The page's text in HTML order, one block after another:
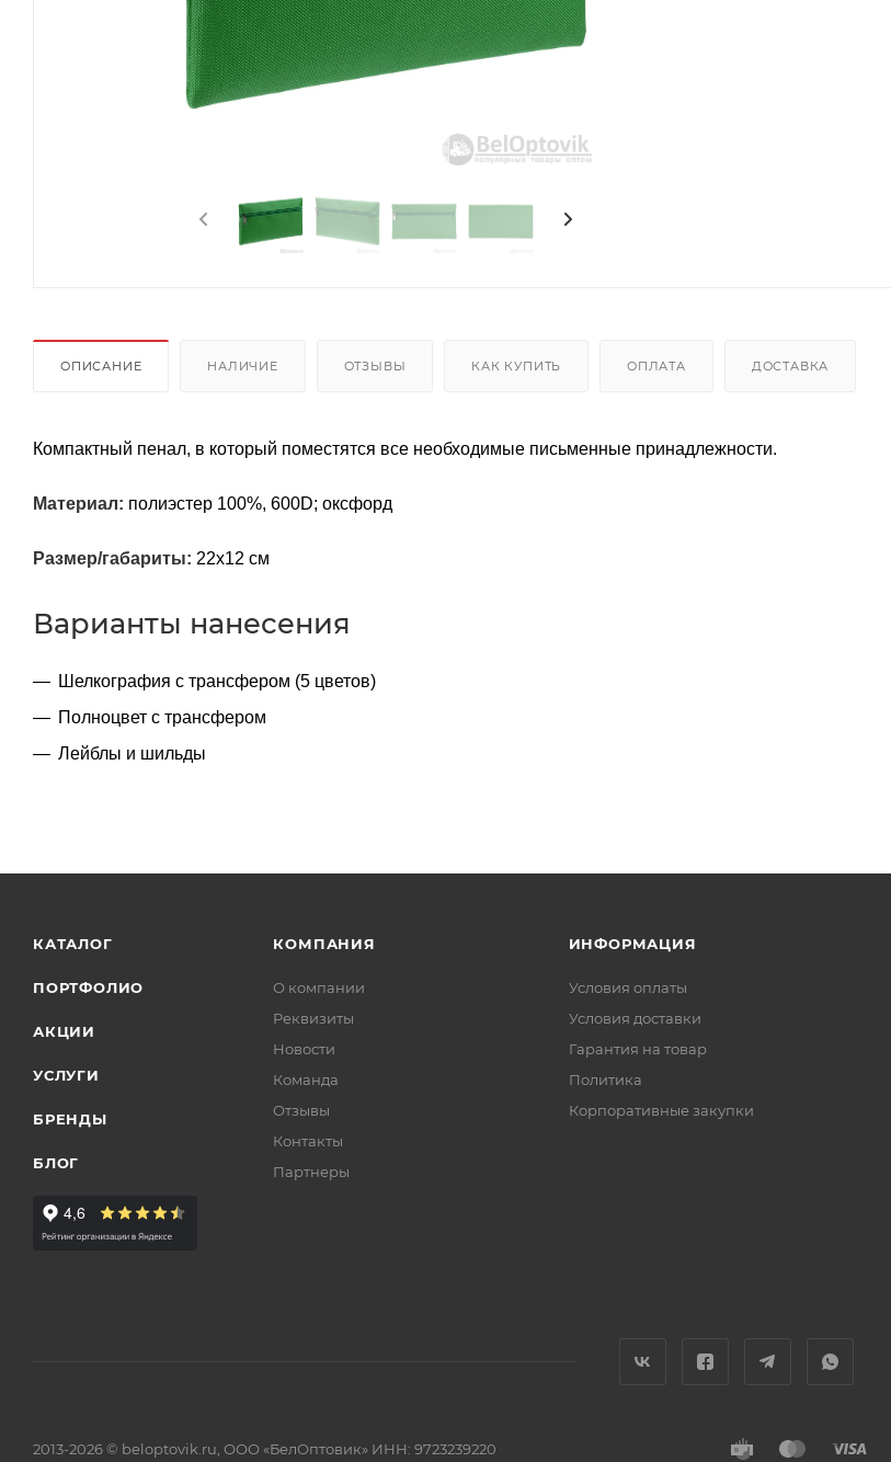
ОПИСАНИЕ НАЛИЧИЕ ОТЗЫВЫ КАК КУПИТЬ ОПЛАТА ДОСТАВКА
Компактный пенал, в который поместятся все необходимые письменные принадлежности.
Материал: полиэстер 100%, 600D; оксфорд
Размер/габариты: 22х12 см
Варианты нанесения
Шелкография с трансфером (5 цветов)
Полноцвет с трансфером
Лейблы и шильды
КАТАЛОГ
ПОРТФОЛИО
АКЦИИ
УСЛУГИ
БРЕНДЫ
БЛОГ
КОМПАНИЯ
О компании
Реквизиты
Новости
Команда
Отзывы
Контакты
Партнеры
ИНФОРМАЦИЯ
Условия оплаты
Условия доставки
Гарантия на товар
Политика
Корпоративные закупки
2013-2026 © beloptovik.ru, ООО «БелОптовик» ИНН: 9723239220